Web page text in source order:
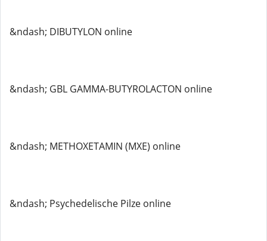
&ndash; DIBUTYLON online
&ndash; GBL GAMMA-BUTYROLACTON online
&ndash; METHOXETAMIN (MXE) online
&ndash; Psychedelische Pilze online